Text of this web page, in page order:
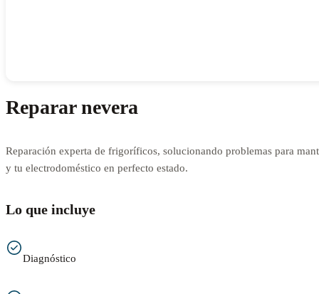
Reparar nevera
Reparación experta de frigoríficos, solucionando problemas para
y tu electrodoméstico en perfecto estado.
Lo que incluye
Diagnóstico